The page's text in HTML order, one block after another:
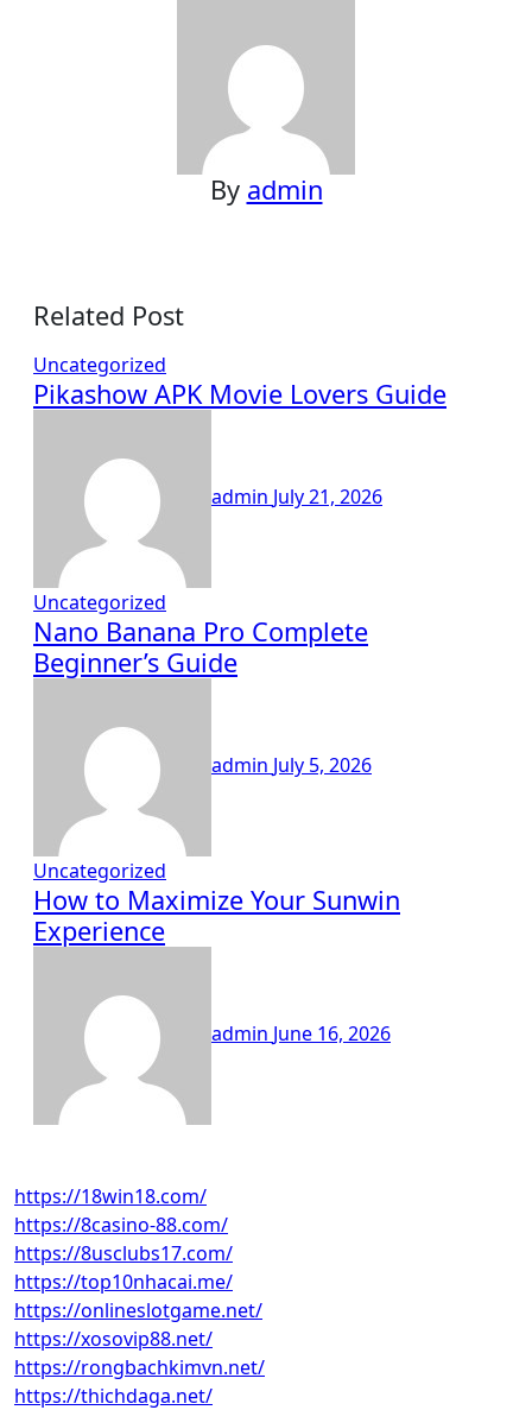
By admin
Related Post
Uncategorized
Pikashow APK Movie Lovers Guide
admin July 21, 2026
Uncategorized
Nano Banana Pro Complete
Beginner’s Guide
admin July 5, 2026
Uncategorized
How to Maximize Your Sunwin
Experience
admin June 16, 2026
https://18win18.com/
https://8casino-88.com/
https://8usclubs17.com/
https://top10nhacai.me/
https://onlineslotgame.net/
https://xosovip88.net/
https://rongbachkimvn.net/
https://thichdaga.net/